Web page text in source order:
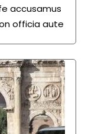
accusamus
officia aute